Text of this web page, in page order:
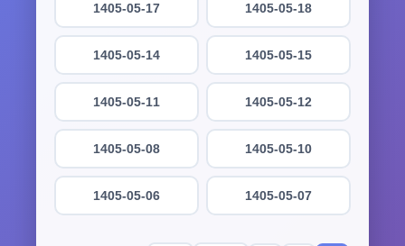
1405-05-18
1405-05-17
1405-05-15
1405-05-14
1405-05-12
1405-05-11
1405-05-10
1405-05-08
1405-05-07
1405-05-06